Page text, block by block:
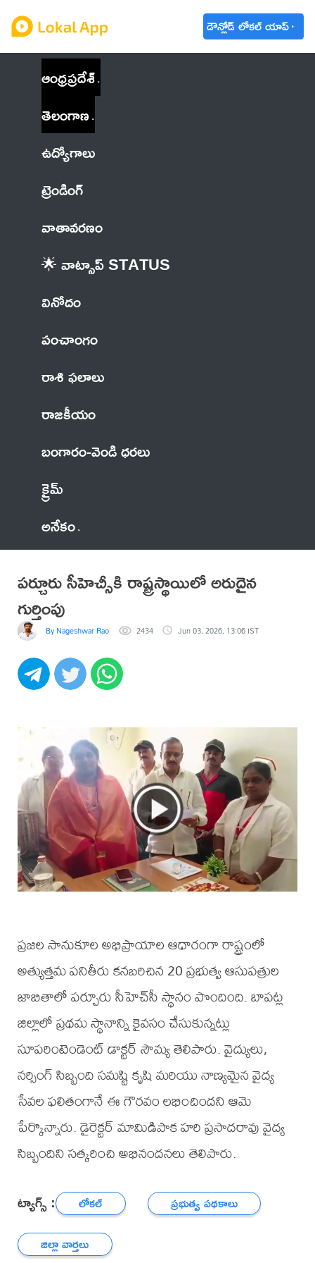
డౌన్లోడ్ లోకల్ యాప్
ఆంధ్రప్రదేశ్
తెలంగాణ
ఉద్యోగాలు
ట్రెండింగ్
వాతావరణం
🌟 వాట్సాప్ STATUS
వినోదం
పంచాంగం
రాశి ఫలాలు
రాజకీయం
బంగారం-వెండి ధరలు
క్రైమ్
అనేకం
పర్చూరు సీహెచ్సీకి రాష్ట్రస్థాయిలో అరుదైన
గుర్తింపు
By Nageshwar Rao 2434 Jun 03, 2026, 13:06 IST
ప్రజల సానుకూల అభిప్రాయాల ఆధారంగా రాష్ట్రంలో
అత్యుత్తమ పనితీరు కనబరిచిన 20 ప్రభుత్వ ఆసుపత్రుల
జాబితాలో పర్చూరు సీహెచ్‌సీ స్థానం పొందింది. బాపట్ల
జిల్లాలో ప్రథమ స్థానాన్ని కైవసం చేసుకున్నట్లు
సూపరింటెండెంట్ డాక్టర్ సౌమ్య తెలిపారు. వైద్యులు,
నర్సింగ్ సిబ్బంది సమష్టి కృషి మరియు నాణ్యమైన వైద్య
సేవల ఫలితంగానే ఈ గౌరవం లభించిందని ఆమె
పేర్కొన్నారు. డైరెక్టర్ మామిడిపాక హరి ప్రసాదరావు వైద్య
సిబ్బందిని సత్కరించి అభినందనలు తెలిపారు.
ట్యాగ్స్ : లోకల్
ప్రభుత్వ పథకాలు
జిల్లా వార్తలు